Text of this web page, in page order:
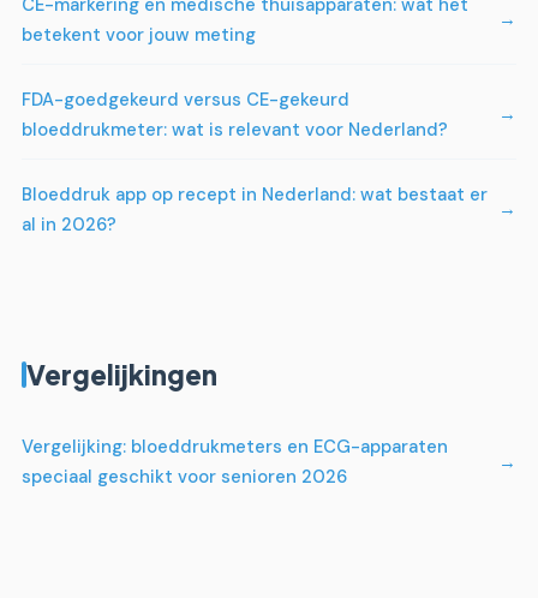
betekent voor jouw meting
FDA-goedgekeurd versus CE-gekeurd
bloeddrukmeter: wat is relevant voor Nederland?
Bloeddruk app op recept in Nederland: wat bestaat er
al in 2026?
Vergelijkingen
Vergelijking: bloeddrukmeters en ECG-apparaten
speciaal geschikt voor senioren 2026